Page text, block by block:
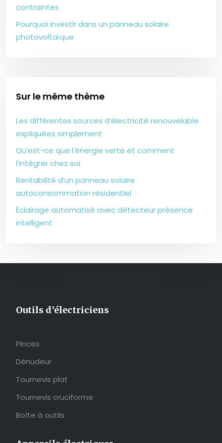
contraintes
Pourquoi investir dans un panneau solaire
photovoltaïque
Sur le même thème
Les différentes sources d’électricité renouvelable
expliquées simplement
Qu’est-ce que l’énergie verte et comment
l’intégrer chez soi
Rentabilité d’un panneau solaire
autoconsommation résidentiel
Éclairage automatisé avec détecteur présence
intelligent
Outils d’électriciens
Pinces
Dénudeur
Tournevis plat
Tournevis cruciforme
Boîte à outils